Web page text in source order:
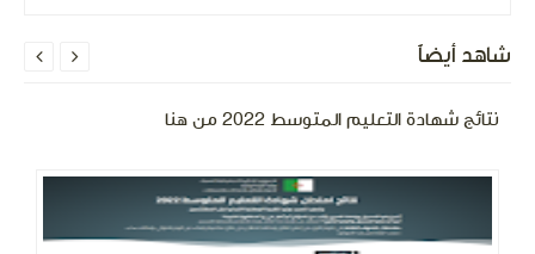
شاهد أيضاً
نتائج شهادة التعليم المتوسط 2022 من هنا
 